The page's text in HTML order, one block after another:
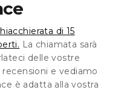
di 15
La chiamata sarà
delle vostre
e vediamo
è adatta alla vostra